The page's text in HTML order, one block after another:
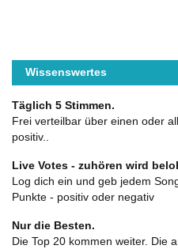
Wissenswertes
Täglich 5 Stimmen.
Frei verteilbar über einen oder
positiv..
Live Votes - zuhören wird
Log dich ein und geb jedem
Punkte - positiv oder negativ
Nur die Besten.
Die Top 20 kommen weiter. Die